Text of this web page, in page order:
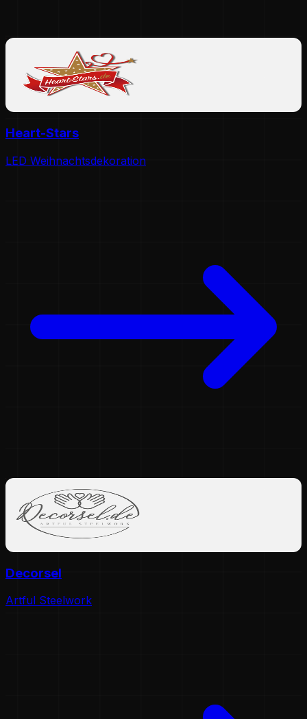
Heart-Stars
LED Weihnachtsdekoration
Decorsel
Artful Steelwork